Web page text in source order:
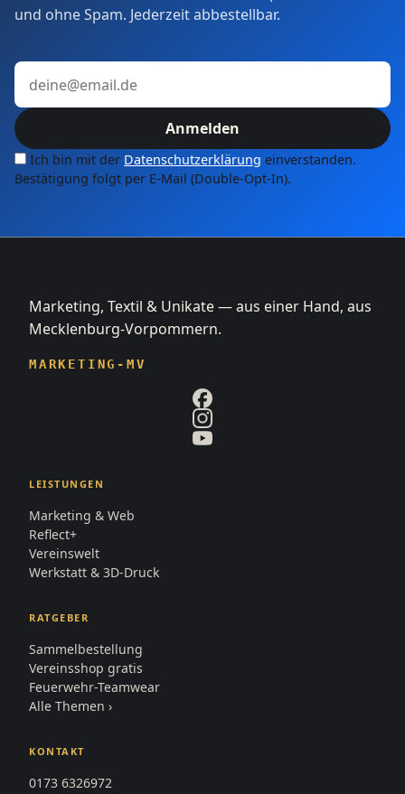
und ohne Spam. Jederzeit abbestellbar.
E-Mail-Adresse
Anmelden
Ich bin mit der Datenschutzerklärung einverstanden.
Bestätigung folgt per E-Mail (Double-Opt-In).
Marketing, Textil & Unikate — aus einer Hand, aus
Mecklenburg-Vorpommern.
MARKETING-MV
LEISTUNGEN
Marketing & Web
Reflect+
Vereinswelt
Werkstatt & 3D-Druck
RATGEBER
Sammelbestellung
Vereinsshop gratis
Feuerwehr-Teamwear
Alle Themen ›
KONTAKT
0173 6326972